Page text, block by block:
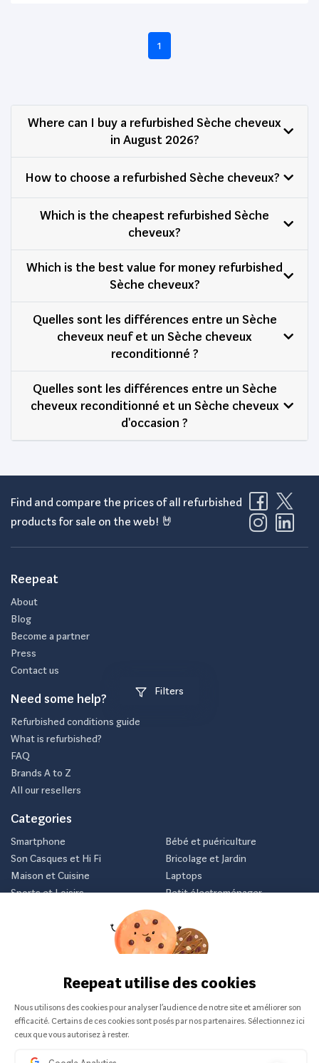
Filters
1
Where can I buy a refurbished Sèche cheveux
in August 2026?
How to choose a refurbished Sèche cheveux?
Which is the cheapest refurbished Sèche
cheveux?
Which is the best value for money refurbished
Sèche cheveux?
Quelles sont les différences entre un Sèche
cheveux neuf et un Sèche cheveux
reconditionné ?
Quelles sont les différences entre un Sèche
cheveux reconditionné et un Sèche cheveux
d'occasion ?
Find and compare the prices of all refurbished
products for sale on the web! 🤘
Reepeat
About
Blog
Become a partner
Press
Contact us
Need some help?
Refurbished conditions guide
What is refurbished?
FAQ
Brands A to Z
All our resellers
Categories
Smartphone
Son Casques et Hi Fi
Maison et Cuisine
Sports et Loisirs
Bébé et puériculture
Bricolage et Jardin
Laptops
Petit électroménager
Je m'abonne
Nous ne communiquerons jamais votre e-mail.